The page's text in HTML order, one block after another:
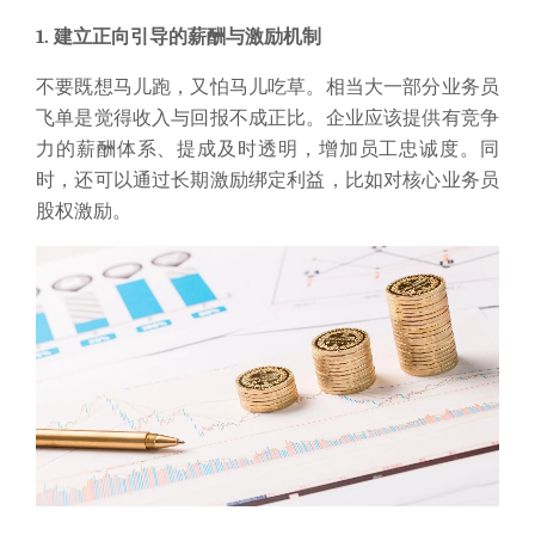
红线，提高风险成本
飞单是违法的，主要触犯的是侵犯商业秘密罪、职务侵